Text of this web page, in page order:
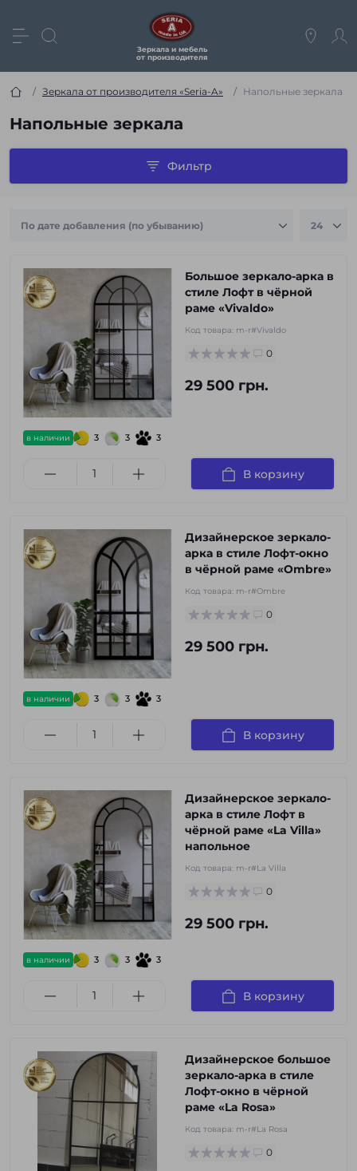
Зеркала и мебель
от производителя
Зеркала от производителя «Seria-A» Напольные зеркала
Напольные зеркала
Фильтр
в наличии 3 3 3
Большое зеркало-арка в
стиле Лофт в чёрной
раме «Vivaldo»
Код товара: m-r#Vivaldo
0
29 500 грн.
В корзину
в наличии 3 3 3
Дизайнерское зеркало-
арка в стиле Лофт-окно
в чёрной раме «Ombre»
Код товара: m-r#Ombre
0
29 500 грн.
В корзину
в наличии 3 3 3
Дизайнерское зеркало-
арка в стиле Лофт в
чёрной раме «La Villa»
напольное
Код товара: m-r#La Villa
0
29 500 грн.
В корзину
Дизайнерское большое
зеркало-арка в стиле
Лофт-окно в чёрной
раме «La Rosa»
Код товара: m-r#La Rosa
0